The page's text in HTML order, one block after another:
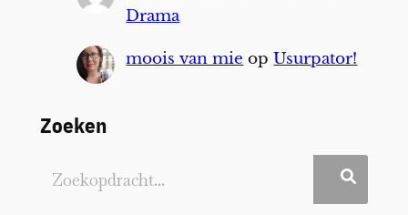
Drama
moois van mie opUsurpator!
Zoeken